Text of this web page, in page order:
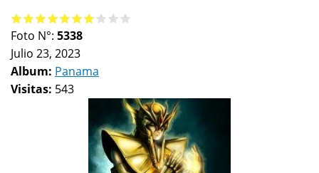
Foto N°: 5338
Julio 23, 2023
Album: Panama
Visitas: 543